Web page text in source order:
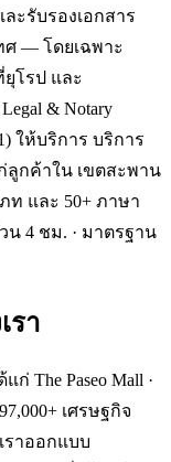
ะรับรองเอกสาร
ศ — โดยเฉพาะ
ยุโรป และ
& Notary
ให้บริการ บริการ
ลูกค้าใน เขตสะพาน
ท และ 50+ ภาษา
น 4 ชม. · มาตรฐาน
รา
The Paseo Mall ·
เศรษฐกิจ
ราออกแบบ